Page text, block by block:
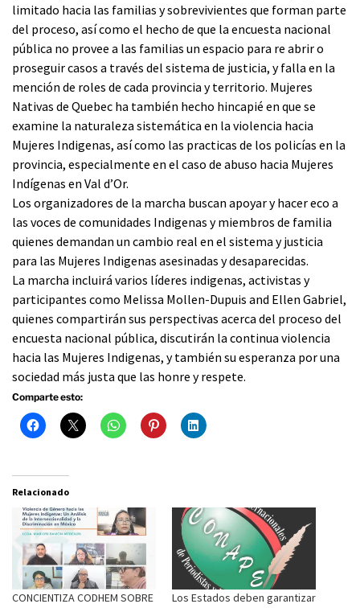
limitado hacia las familias y sobrevivientes que forman parte
del proceso, así como el hecho de que la encuesta nacional
pública no provee a las familias un espacio para re abrir o
proseguir casos a través del sistema de justicia, y falla en la
mención de roles de cada provincia y territorio. Mujeres
Nativas de Quebec ha también hecho hincapié en que se
examine la naturaleza sistemática en la violencia hacia
Mujeres Indigenas, así como las practicas de los policías en la
provincia, especialmente en el caso de abuso hacia Mujeres
Indígenas en Val d’Or.
Los organizadores de la marcha buscan apoyar y hacer eco a
las voces de comunidades Indigenas y miembros de familia
quienes demandan un cambio real en el sistema y justicia
para las Mujeres Indigenas asesinadas y desaparecidas.
La marcha incluirá varios líderes indigenas, activistas y
participantes como Melissa Mollen-Dupuis and Ellen Gabriel,
quienes compartirán sus perspectivas acerca del proceso del
encuesta nacional pública, discutirán la continua violencia
hacia las Mujeres Indigenas, y también su esperanza por una
sociedad más justa que las honre y respete.
Comparte esto:
Relacionado
CONCIENTIZA CODHEM SOBRE
Los Estados deben garantizar